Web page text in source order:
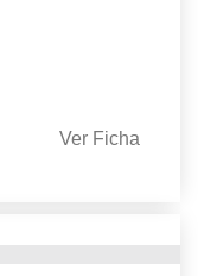
Ver Ficha